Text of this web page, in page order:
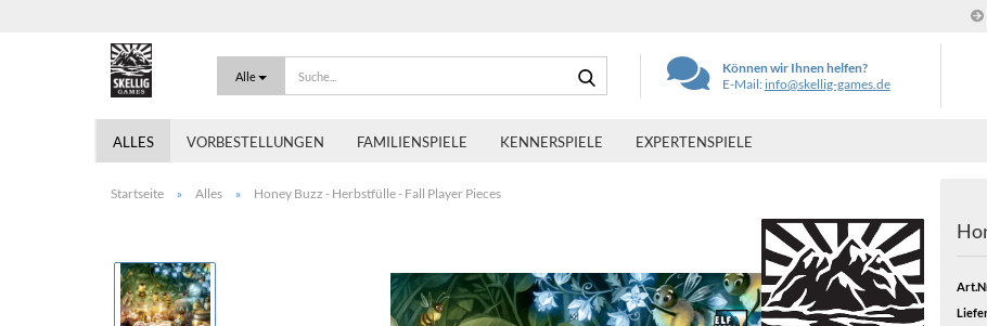
Alle
Können wir Ihnen helfen?
E-Mail: info@skellig-games.de
ALLES VORBESTELLUNGEN FAMILIENSPIELE KENNERSPIELE EXPERTENSPIELE
Startseite » Alles » Honey Buzz - Herbstfülle - Fall Player Pieces